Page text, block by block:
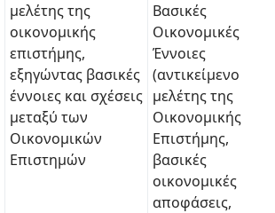
μελέτης της
οικονομικής
επιστήμης,
εξηγώντας βασικές
έννοιες και σχέσεις
μεταξύ των
Οικονομικών
Επιστημών
Βασικές
Οικονομικές
Έννοιες
(αντικείμενο
μελέτης της
Οικονομικής
Επιστήμης,
βασικές
οικονομικές
αποφάσεις,